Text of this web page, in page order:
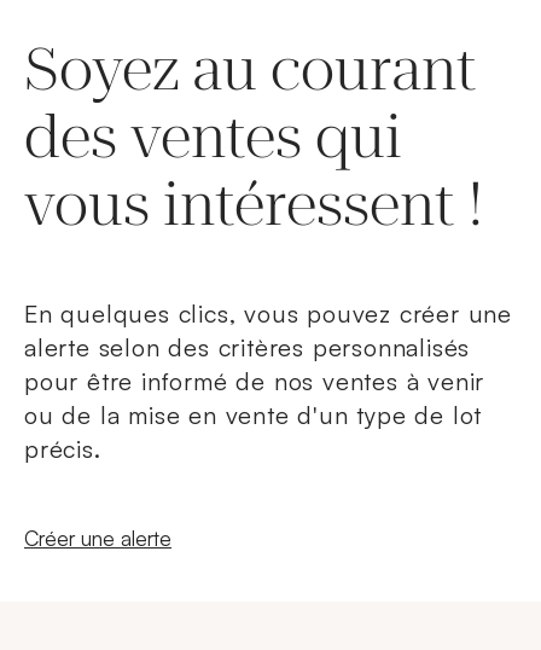
Soyez au courant
des ventes qui
vous intéressent !
En quelques clics, vous pouvez créer une
alerte selon des critères personnalisés
pour être informé de nos ventes à venir
ou de la mise en vente d'un type de lot
précis.
Nouvelle fenêtre
Créer une alerte